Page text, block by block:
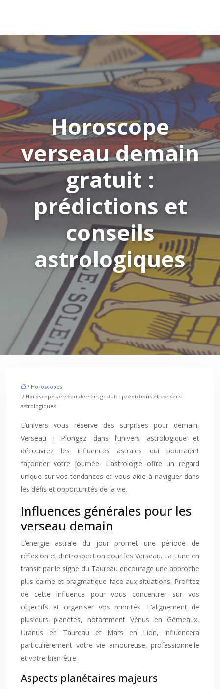
Horoscope
verseau demain
gratuit :
prédictions et
conseils
astrologiques
/ Horoscopes
/ Horoscope verseau demain gratuit : prédictions et conseils
astrologiques
L’univers vous réserve des surprises pour demain,
Verseau ! Plongez dans l’univers astrologique et
découvrez les influences astrales qui pourraient
façonner votre journée. L’astrologie offre un regard
unique sur vos tendances et vous aide à naviguer dans
les défis et opportunités de la vie.
Influences générales pour les
verseau demain
L’énergie astrale du jour promet une période de
réflexion et d’introspection pour les Verseau. La Lune en
transit par le signe du Taureau encourage une approche
plus calme et pragmatique face aux situations. Profitez
de cette influence pour vous concentrer sur vos
objectifs et organiser vos priorités. L’alignement de
plusieurs planètes, notamment Vénus en Gémeaux,
Uranus en Taureau et Mars en Lion, influencera
particulièrement votre vie amoureuse, professionnelle
et votre bien-être.
Aspects planétaires majeurs